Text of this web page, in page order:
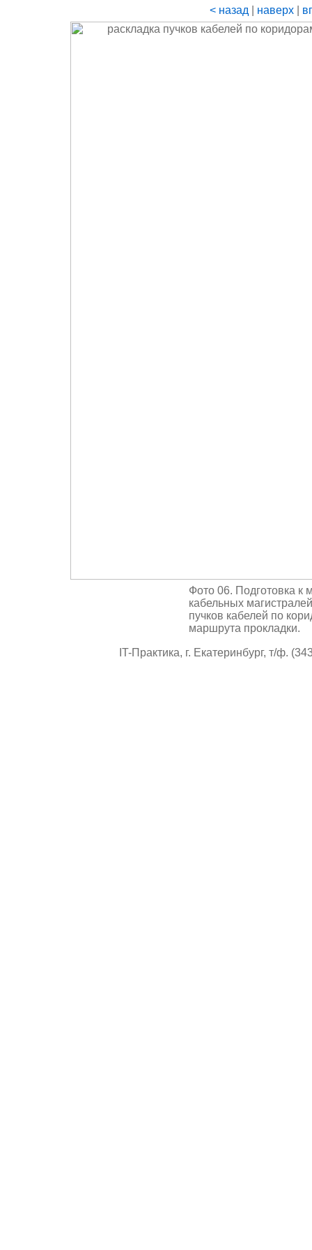
< назад наверх|
Фото 06. Подготовка к
кабельных
пучков кабелей по
маршрута прокладки.
IT-Практика, г. Екатеринбург, т/ф.